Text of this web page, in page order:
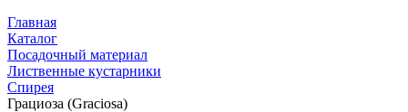
Главная
Каталог
Посадочный материал
Лиственные кустарники
Спирея
Грациоза (Graciosa)